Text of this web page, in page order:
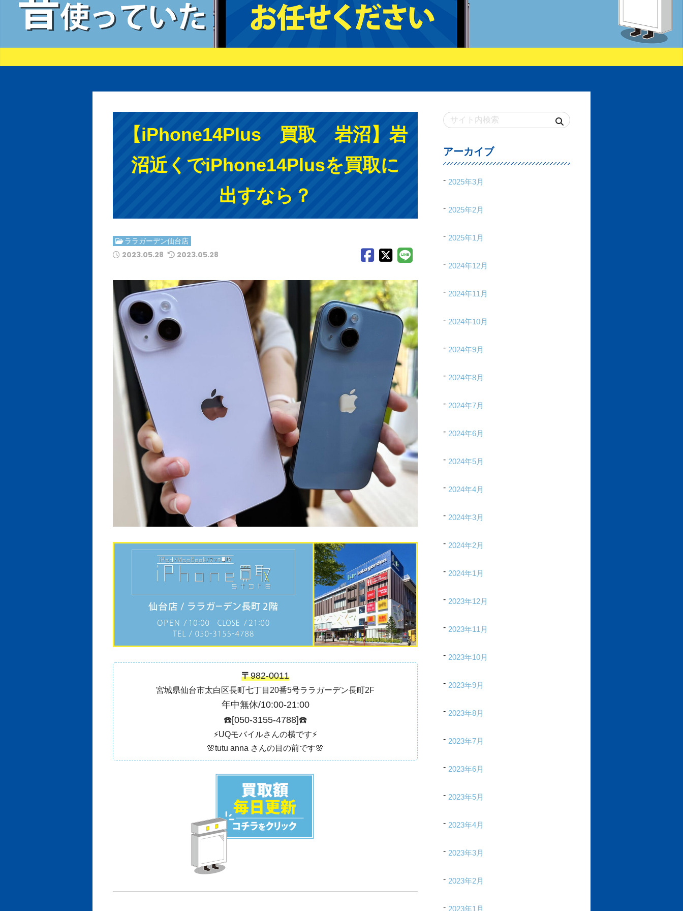
【iPhone14Plus 買取 岩沼】岩
沼近くでiPhone14Plusを買取に
出すなら？
ララガーデン仙台店
2023.05.28 2023.05.28
〒982-0011
宮城県仙台市太白区長町七丁目20番5号ララガーデン長町2F
年中無休/10:00-21:00
☎️[050-3155-4788]☎️
⚡️UQモバイルさんの横です⚡️
🌸tutu anna さんの目の前です🌸
アーカイブ
2025年3月
2025年2月
2025年1月
2024年12月
2024年11月
2024年10月
2024年9月
2024年8月
2024年7月
2024年6月
2024年5月
2024年4月
2024年3月
2024年2月
2024年1月
2023年12月
2023年11月
2023年10月
2023年9月
2023年8月
2023年7月
2023年6月
2023年5月
2023年4月
2023年3月
2023年2月
2023年1月